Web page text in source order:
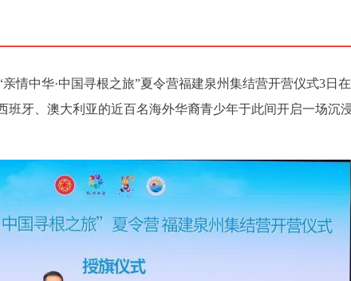
情中华·中国寻根之旅”夏令营福建泉州集结营开营仪式3日
班牙、澳大利亚的近百名海外华裔青少年于此间开启一场沉